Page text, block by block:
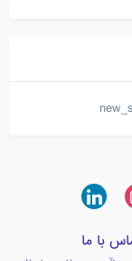
با ما